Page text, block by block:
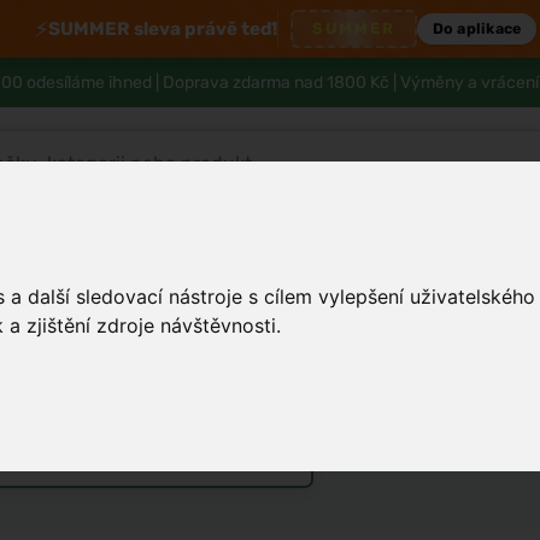
další sledovací nástroje s cílem vylepšení
zjištění zdroje návštěvnosti.
⚡SUMMER sleva právě teď! Do aplikace
odesíláme ihned | Doprava zdarma nad 1800 Kč | Výměny a
Tělo a hygiena Zdraví
zdravý životní styl